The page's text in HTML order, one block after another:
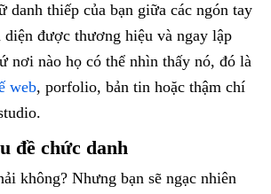
danh thiếp của bạn giữa các ngón tay
diện được thương hiệu và ngay lập
nơi nào họ có thể nhìn thấy nó, đó là
web, porfolio, bản tin hoặc thậm chí
đề chức danh
không? Nhưng bạn sẽ ngạc nhiên